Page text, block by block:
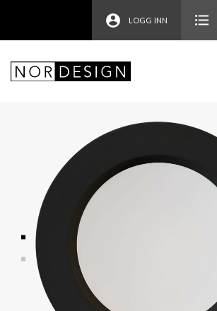
LOGG INN